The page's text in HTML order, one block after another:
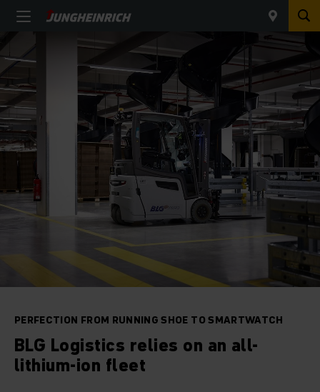
PERFECTION FROM RUNNING SHOE TO SMARTWATCH
BLG Logistics relies on an all-
lithium-ion fleet